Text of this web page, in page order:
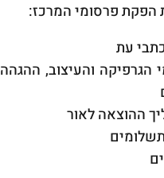
הפקת פרסומי המרכז:
עת
הגרפיקה והעיצוב, ההגהה
ההוצאה לאור